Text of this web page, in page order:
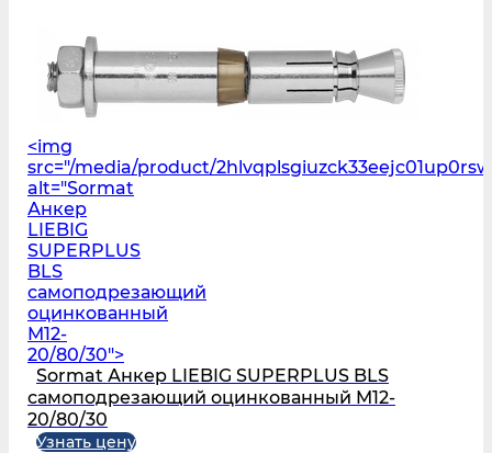
<img
src="/media/product/
alt="Sormat
Анкер
LIEBIG
SUPERPLUS
BLS
самоподрезающий
оцинкованный
M12-
20/80/30">
Sormat Анкер LIEBIG SUPERPLUS BLS
самоподрезающий оцинкованный M12-
20/80/30
Узнать цену